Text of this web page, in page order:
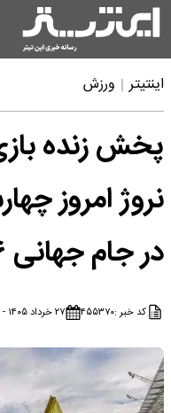
اینتیتر ورزش
پخش زنده
در جام جهانی ۲۰۲۶
کد خبر :۴۵۵۳۷۰ ۲۷ خرداد ۱۴۰۵ - ۰۰:۳۰